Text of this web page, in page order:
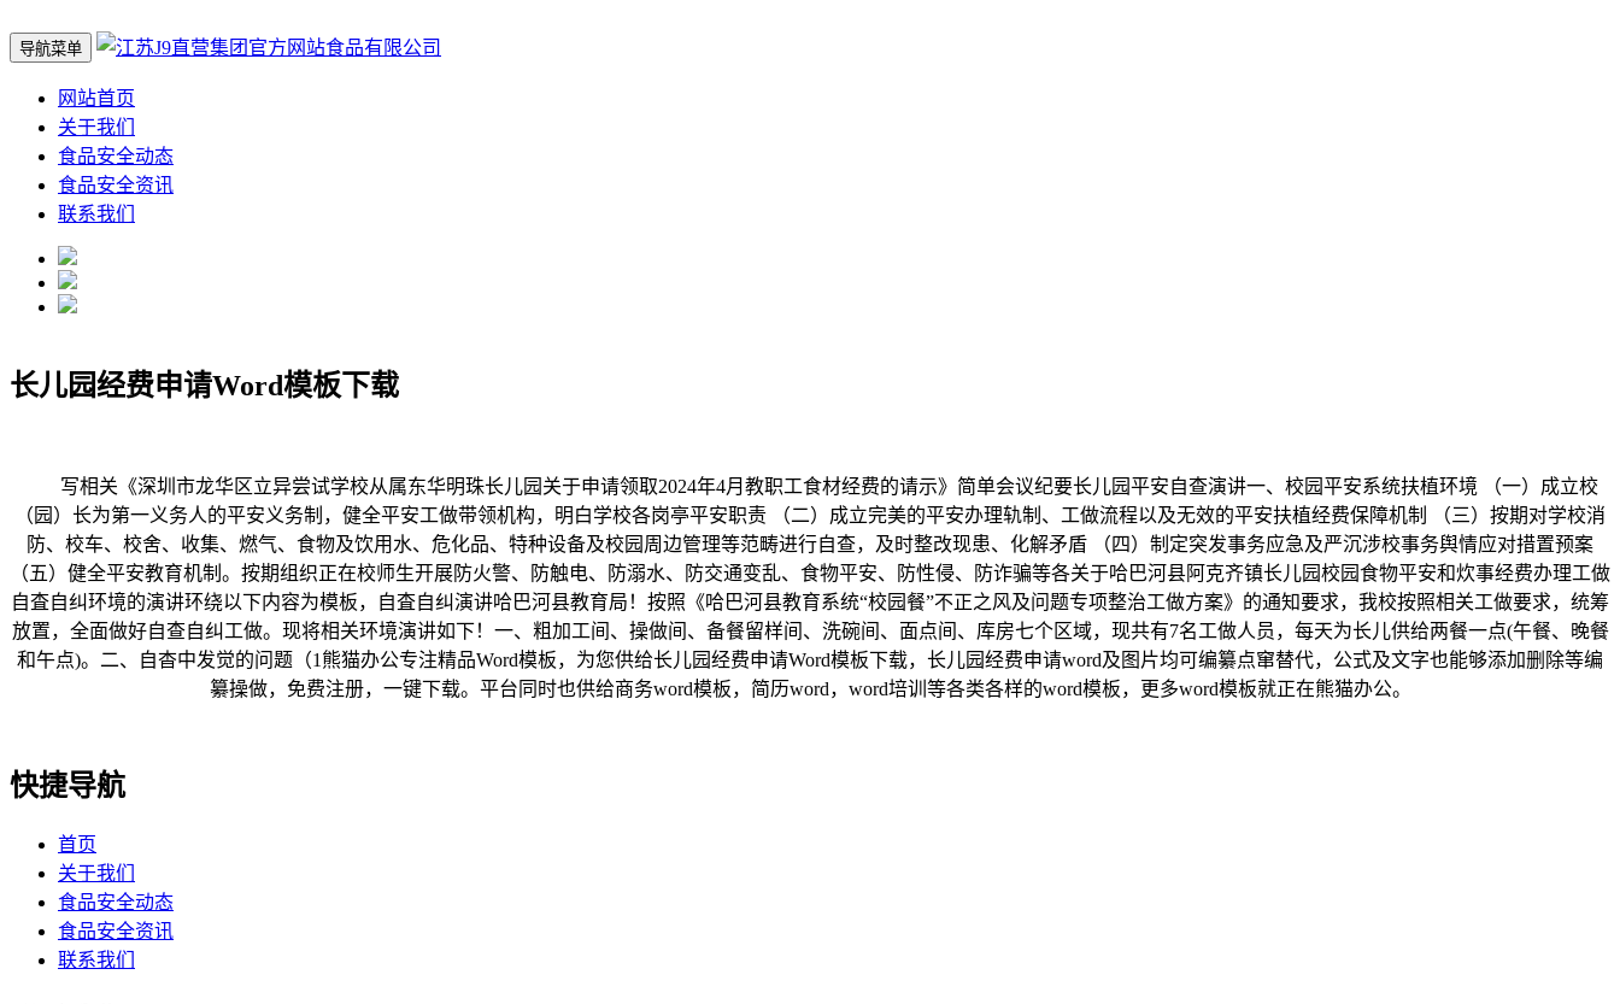
导航菜单
网站首页
关于我们
食品安全动态
食品安全资讯
联系我们
长儿园经费申请Word模板下载
写相关《深圳市龙华区立异尝试学校从属东华明珠长儿园关于申请领取2024年4月教职工食材经费的请示》简单会议纪要长儿园平安自查演讲一、校园平安系统扶植环境 （一）成立校
（园）长为第一义务人的平安义务制，健全平安工做带领机构，明白学校各岗亭平安职责 （二）成立完美的平安办理轨制、工做流程以及无效的平安扶植经费保障机制 （三）按期对学校消
防、校车、校舍、收集、燃气、食物及饮用水、危化品、特种设备及校园周边管理等范畴进行自查，及时整改现患、化解矛盾 （四）制定突发事务应急及严沉涉校事务舆情应对措置预案
（五）健全平安教育机制。按期组织正在校师生开展防火警、防触电、防溺水、防交通变乱、食物平安、防性侵、防诈骗等各关于哈巴河县阿克齐镇长儿园校园食物平安和炊事经费办理工做
自査自纠环境的演讲环绕以下内容为模板，自査自纠演讲哈巴河县教育局！按照《哈巴河县教育系统“校园餐”不正之风及问题专项整治工做方案》的通知要求，我校按照相关工做要求，统筹
放置，全面做好自查自纠工做。现将相关环境演讲如下！一、粗加工间、操做间、备餐留样间、洗碗间、面点间、库房七个区域，现共有7名工做人员，每天为长儿供给两餐一点(午餐、晚餐
和午点)。二、自杳中发觉的问题（1熊猫办公专注精品Word模板，为您供给长儿园经费申请Word模板下载，长儿园经费申请word及图片均可编纂点窜替代，公式及文字也能够添加删除等编
纂操做，免费注册，一键下载。平台同时也供给商务word模板，简历word，word培训等各类各样的word模板，更多word模板就正在熊猫办公。
快捷导航
首页
关于我们
食品安全动态
食品安全资讯
联系我们